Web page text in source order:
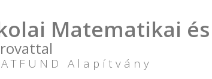
Matematikai
Alapítvány